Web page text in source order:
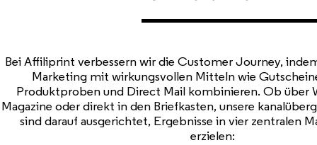
Bei Affiliprint verbessern wir die Customer Journey,
Marketing mit wirkungsvollen Mitteln wie
Produktproben und Direct Mail kombinieren. Ob über
Magazine oder direkt in den Briefkasten, unsere
sind darauf ausgerichtet, Ergebnisse in vier zentralen
erzielen: